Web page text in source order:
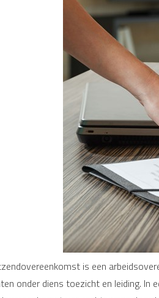
is een
onder diens toezicht en leiding. In